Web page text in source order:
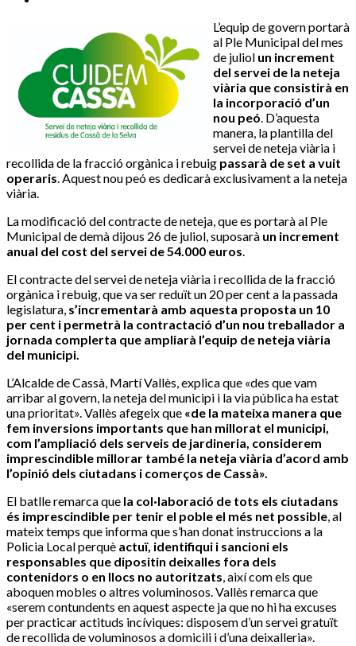
L’equip de govern portarà
al Ple Municipal del mes
de juliol un increment
del servei de la neteja
viària que consistirà en
la incorporació d’un
nou peó. D’aquesta
manera, la plantilla del
servei de neteja viària i
recollida de la fracció orgànica i rebuig passarà de set a vuit
operaris. Aquest nou peó es dedicarà exclusivament a la neteja
viària.
La modificació del contracte de neteja, que es portarà al Ple
Municipal de demà dijous 26 de juliol, suposarà un increment
anual del cost del servei de 54.000 euros.
El contracte del servei de neteja viària i recollida de la fracció
orgànica i rebuig, que va ser reduït un 20 per cent a la passada
legislatura, s’incrementarà amb aquesta proposta un 10
per cent i permetrà la contractació d’un nou treballador a
jornada complerta que ampliarà l’equip de neteja viària
del municipi.
L’Alcalde de Cassà, Martí Vallès, explica que «des que vam
arribar al govern, la neteja del municipi i la via pública ha estat
una prioritat». Vallès afegeix que «de la mateixa manera que
fem inversions importants que han millorat el municipi,
com l’ampliació dels serveis de jardineria, considerem
imprescindible millorar també la neteja viària d’acord amb
l’opinió dels ciutadans i comerços de Cassà».
El batlle remarca que la col·laboració de tots els ciutadans
és imprescindible per tenir el poble el més net possible, al
mateix temps que informa que s’han donat instruccions a la
Policia Local perquè actuï, identifiqui i sancioni els
responsables que dipositin deixalles fora dels
contenidors o en llocs no autoritzats, així com els que
aboquen mobles o altres voluminosos. Vallès remarca que
«serem contundents en aquest aspecte ja que no hi ha excuses
per practicar actituds incíviques: disposem d’un servei gratuït
de recollida de voluminosos a domicili i d’una deixalleria».